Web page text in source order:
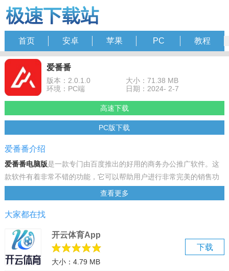
首页 安卓 苹果 PC 教程
爱番番
版本：2.0.1.0
大小：71.38 MB
环境：PC端
日期：2024- 2-7
高速下载
PC版下载
爱番番介绍
爱番番电脑版是一款专门由百度推出的好用的商务办公推广软件。这
款软件有着非常不错的功能，它可以帮助用户进行非常完美的销售功
能。不管是营销、销售、服务都可以一站式解决，帮助用用户快速的
获取需要的利益，十分好用。并且可以通过大数据进行分析，更好的
找出潜在客户，从而提升用户的购买度，这样子才能够针对性的提升
自己的营销，加上百度自身的大数据操作，可以快速的挖掘出客户，
使用户的客户倍增，是不是非常的不错呢。让企业能够更好的针对客
户群体进行服务，通过系统进行更加深层次的挖掘出客户信息，让自
己设置的相关人群进行提炼精准客户，有需要的用户可以来这里下载
查看更多
大家都在找
下载
开云体育App
大小：4.79 MB